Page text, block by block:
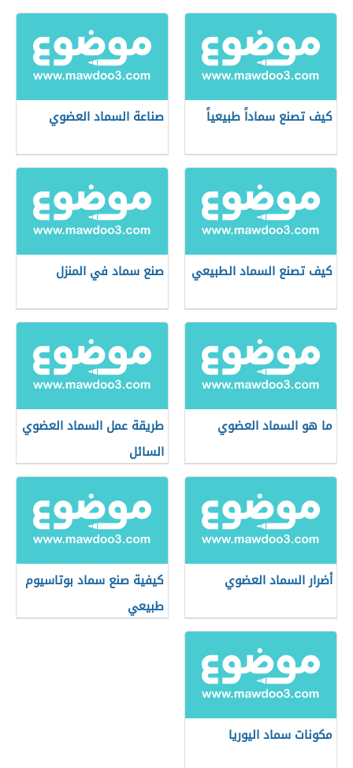
كيف تصنع سماداً طبيعياً صناعة السماد العضوي
كيف تصنع السماد الطبيعي صنع سماد في المنزل
ما هو السماد العضوي
طريقة عمل السماد العضوي
السائل
أضرار السماد العضوي
كيفية صنع سماد بوتاسيوم
طبيعي
مكونات سماد اليوريا